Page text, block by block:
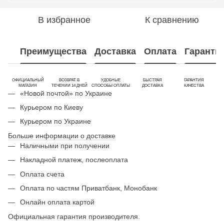
В избранное К сравнению
Преимущества Доставка Оплата
ОФИЦИАЛЬНЫЙ
МАГАЗИН
ВОЗВРАТ В
ТЕЧЕНИИ 14 ДНЕЙ
УДОБНЫЕ
СПОСОБЫ ОПЛАТЫ
БЫСТРАЯ
ДОСТАВКА
ГАРАНТИЯ
КАЧЕСТВА
«Новой почтой» по Украине
Курьером по Киеву
Курьером по Украине
Больше информации о доставке
Наличными при получении
Накладной платеж, послеоплата
Оплата счета
Оплата по частям Приватбанк, Монобанк
Онлайн оплата картой
Официальная гарантия производителя.